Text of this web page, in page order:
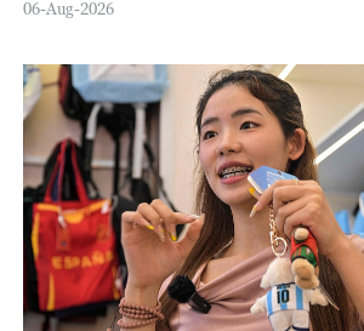
06-Aug-2026